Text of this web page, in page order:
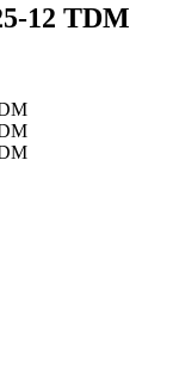
12 TDM